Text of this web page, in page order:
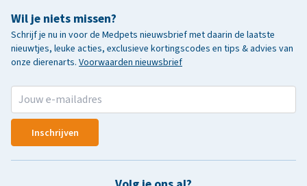
Wil je niets missen?
Schrijf je nu in voor de Medpets nieuwsbrief met daarin de laatste
nieuwtjes, leuke acties, exclusieve kortingscodes en tips & advies van
onze dierenarts. Voorwaarden nieuwsbrief
Inschrijven